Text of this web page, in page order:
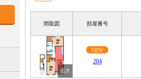
間取図 部屋番号
NEW
204